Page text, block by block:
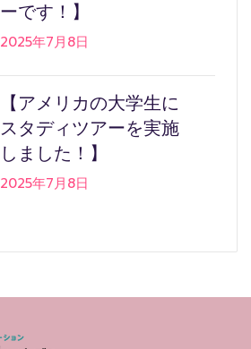
ーです！】
2025年7月8日
【アメリカの大学生に
スタディツアーを実施
しました！】
2025年7月8日